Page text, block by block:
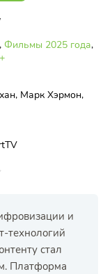
, Фильмы 2025 года,
Марк Хэрмон,
и
технологий
стал
Платформа